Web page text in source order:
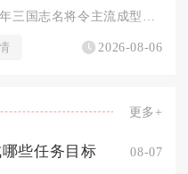
2026-08-06
更多+
些任务目标 08-07